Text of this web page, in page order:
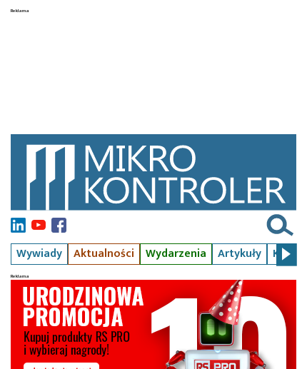
Wywiady Aktualności Wydarzenia Artykuły Kursy